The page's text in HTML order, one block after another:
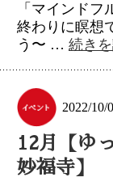
「マインド
終わりに瞑想
う〜 … 続き
2022/10/
12月【ゆ
妙福寺】